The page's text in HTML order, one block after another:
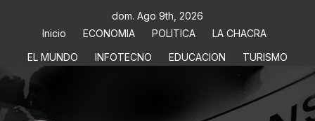
dom. Ago 9th, 2026
Inicio
ECONOMIA POLITICA
LA CHACRA
EL MUNDO
INFOTECNO EDUCACION TURISMO